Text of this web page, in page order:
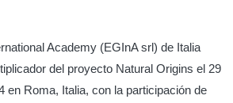
Academy (EGInA srl) de Italia
del proyecto Natural Origins el 29
en Roma, Italia, con la participación de